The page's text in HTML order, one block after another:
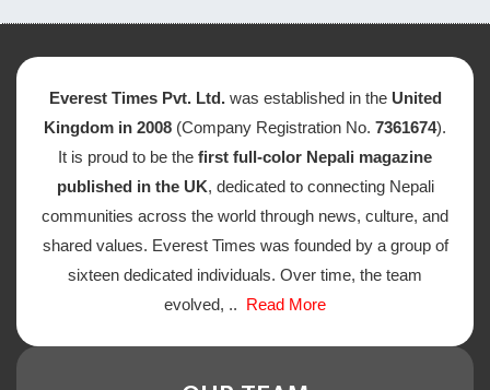
Everest Times Pvt. Ltd. was established in the United
Kingdom in 2008 (Company Registration No. 7361674).
It is proud to be the first full-color Nepali magazine
published in the UK, dedicated to connecting Nepali
communities across the world through news, culture, and
shared values. Everest Times was founded by a group of
sixteen dedicated individuals. Over time, the team
evolved, .. Read More